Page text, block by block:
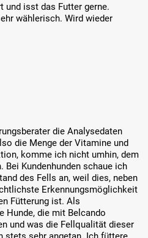
und isst das Futter gerne.
wählerisch. Wird wieder
stars
die Analysedaten
die Menge der Vitamine und
komme ich nicht umhin, dem
Bei Kundenhunden schaue ich
des Fells an, weil dies, neben
Erkennungsmöglichkeit
Fütterung ist. Als
Hunde, die mit Belcando
und was die Fellqualität dieser